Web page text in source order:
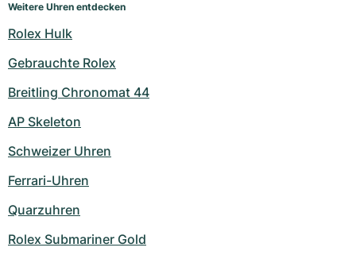
Weitere Uhren entdecken
Rolex Hulk
Gebrauchte Rolex
Breitling Chronomat 44
AP Skeleton
Schweizer Uhren
Ferrari-Uhren
Quarzuhren
Rolex Submariner Gold